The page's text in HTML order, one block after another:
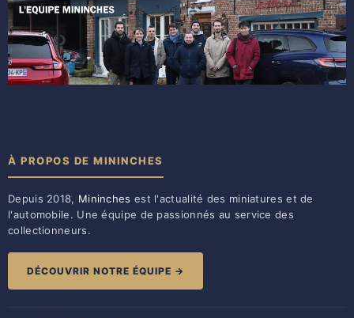
À PROPOS DE MININCHES
Depuis 2018, Mininches est l'actualité des miniatures et de
l'automobile. Une équipe de passionnés au service des
collectionneurs.
DÉCOUVRIR NOTRE ÉQUIPE →